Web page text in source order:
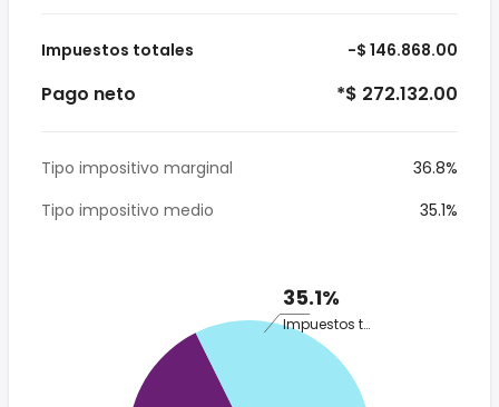
Impuestos totales -$ 146.868.00
Pago neto *$ 272.132.00
Tipo impositivo marginal
36.8%
Tipo impositivo medio
35.1%
35.1%
Impuestos totales